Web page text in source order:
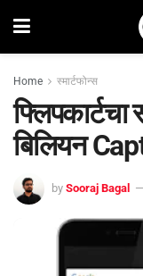
Home स्मार्टफोन्स
फ्लिपकार्टचा
बिलियन
by Sooraj Bagal